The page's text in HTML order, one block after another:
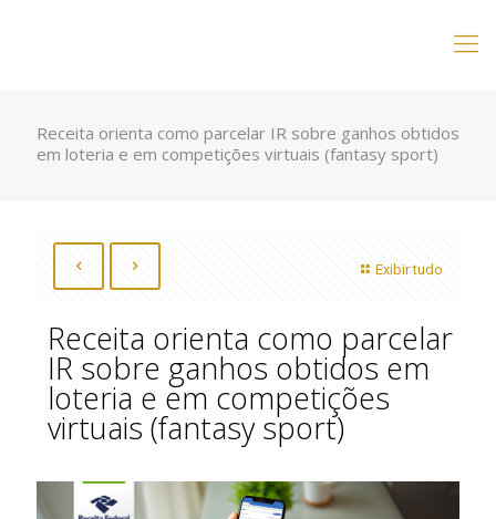
Receita orienta como parcelar IR sobre ganhos obtidos
em loteria e em competições virtuais (fantasy sport)
Exibir tudo
Receita orienta como parcelar
IR sobre ganhos obtidos em
loteria e em competições
virtuais (fantasy sport)